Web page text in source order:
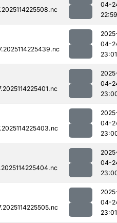
04-
22:59
04-
23:01
04-
04-
04-
04-
23:01